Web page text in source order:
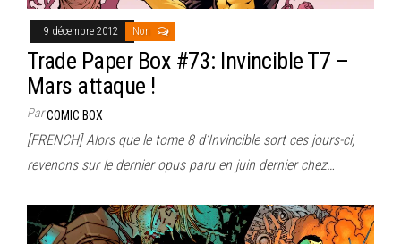
9 décembre 2012 Non
Trade Paper Box #73: Invincible T7 –
Mars attaque !
ParCOMIC BOX
[FRENCH] Alors que le tome 8 d’Invincible sort ces jours-ci,
revenons sur le dernier opus paru en juin dernier chez…